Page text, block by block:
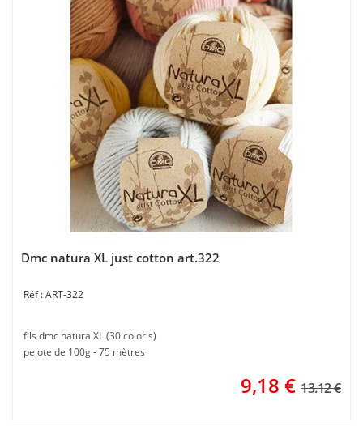
Dmc natura XL just cotton art.322
ART-322
fils dmc natura XL (30 coloris)
pelote de 100g - 75 mètres
9,18 € 13.12 €